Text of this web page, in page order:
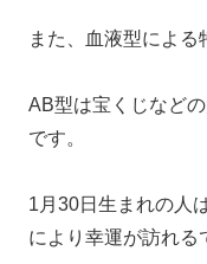
また、血液型による
AB型は宝くじなど
です。
1月30日生まれの人
により幸運が訪れる